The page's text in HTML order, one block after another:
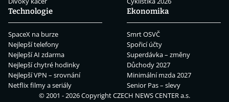
Technologie
SpaceX na burze
Nejlepší telefony
Nejlepší AI zdarma
Nejlepší chytré hodinky
Nejlepší VPN – srovnání
Netflix filmy a seriály
Ekonomika
Smrt OSVČ
Spořicí účty
Superdávka – změny
Důchody 2027
Minimální mzda 2027
Senior Pas – slevy
© 2001 - 2026 CopyrightCZECH NEWS CENTER a.s.